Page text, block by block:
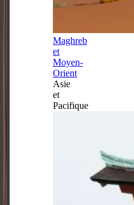
Maghreb
et
Moyen-
Orient
Asie
et
Pacifique